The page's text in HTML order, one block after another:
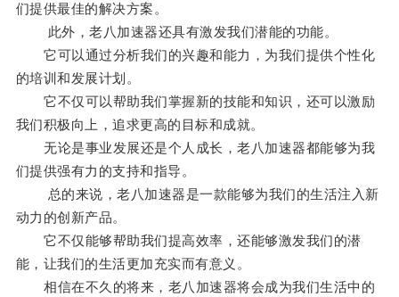
们提供最佳的解决方案。
此外，老八加速器还具有激发我们潜能的功能。
它可以通过分析我们的兴趣和能力，为我们提供个性化
的培训和发展计划。
它不仅可以帮助我们掌握新的技能和知识，还可以激励
我们积极向上，追求更高的目标和成就。
无论是事业发展还是个人成长，老八加速器都能够为我
们提供强有力的支持和指导。
总的来说，老八加速器是一款能够为我们的生活注入新
动力的创新产品。
它不仅能够帮助我们提高效率，还能够激发我们的潜
能，让我们的生活更加充实而有意义。
相信在不久的将来，老八加速器将会成为我们生活中的